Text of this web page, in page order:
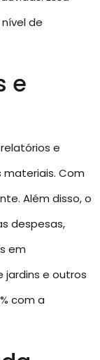
de
e
e
Com
Além disso, o
despesas,
em
jardins e outros
com a